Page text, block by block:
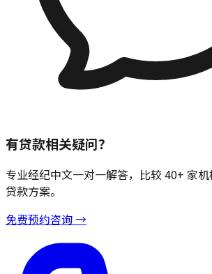
有贷款相关疑问？
专业经纪中文一对一解答，比较 40+ 家
贷款方案。
免费预约咨询 →